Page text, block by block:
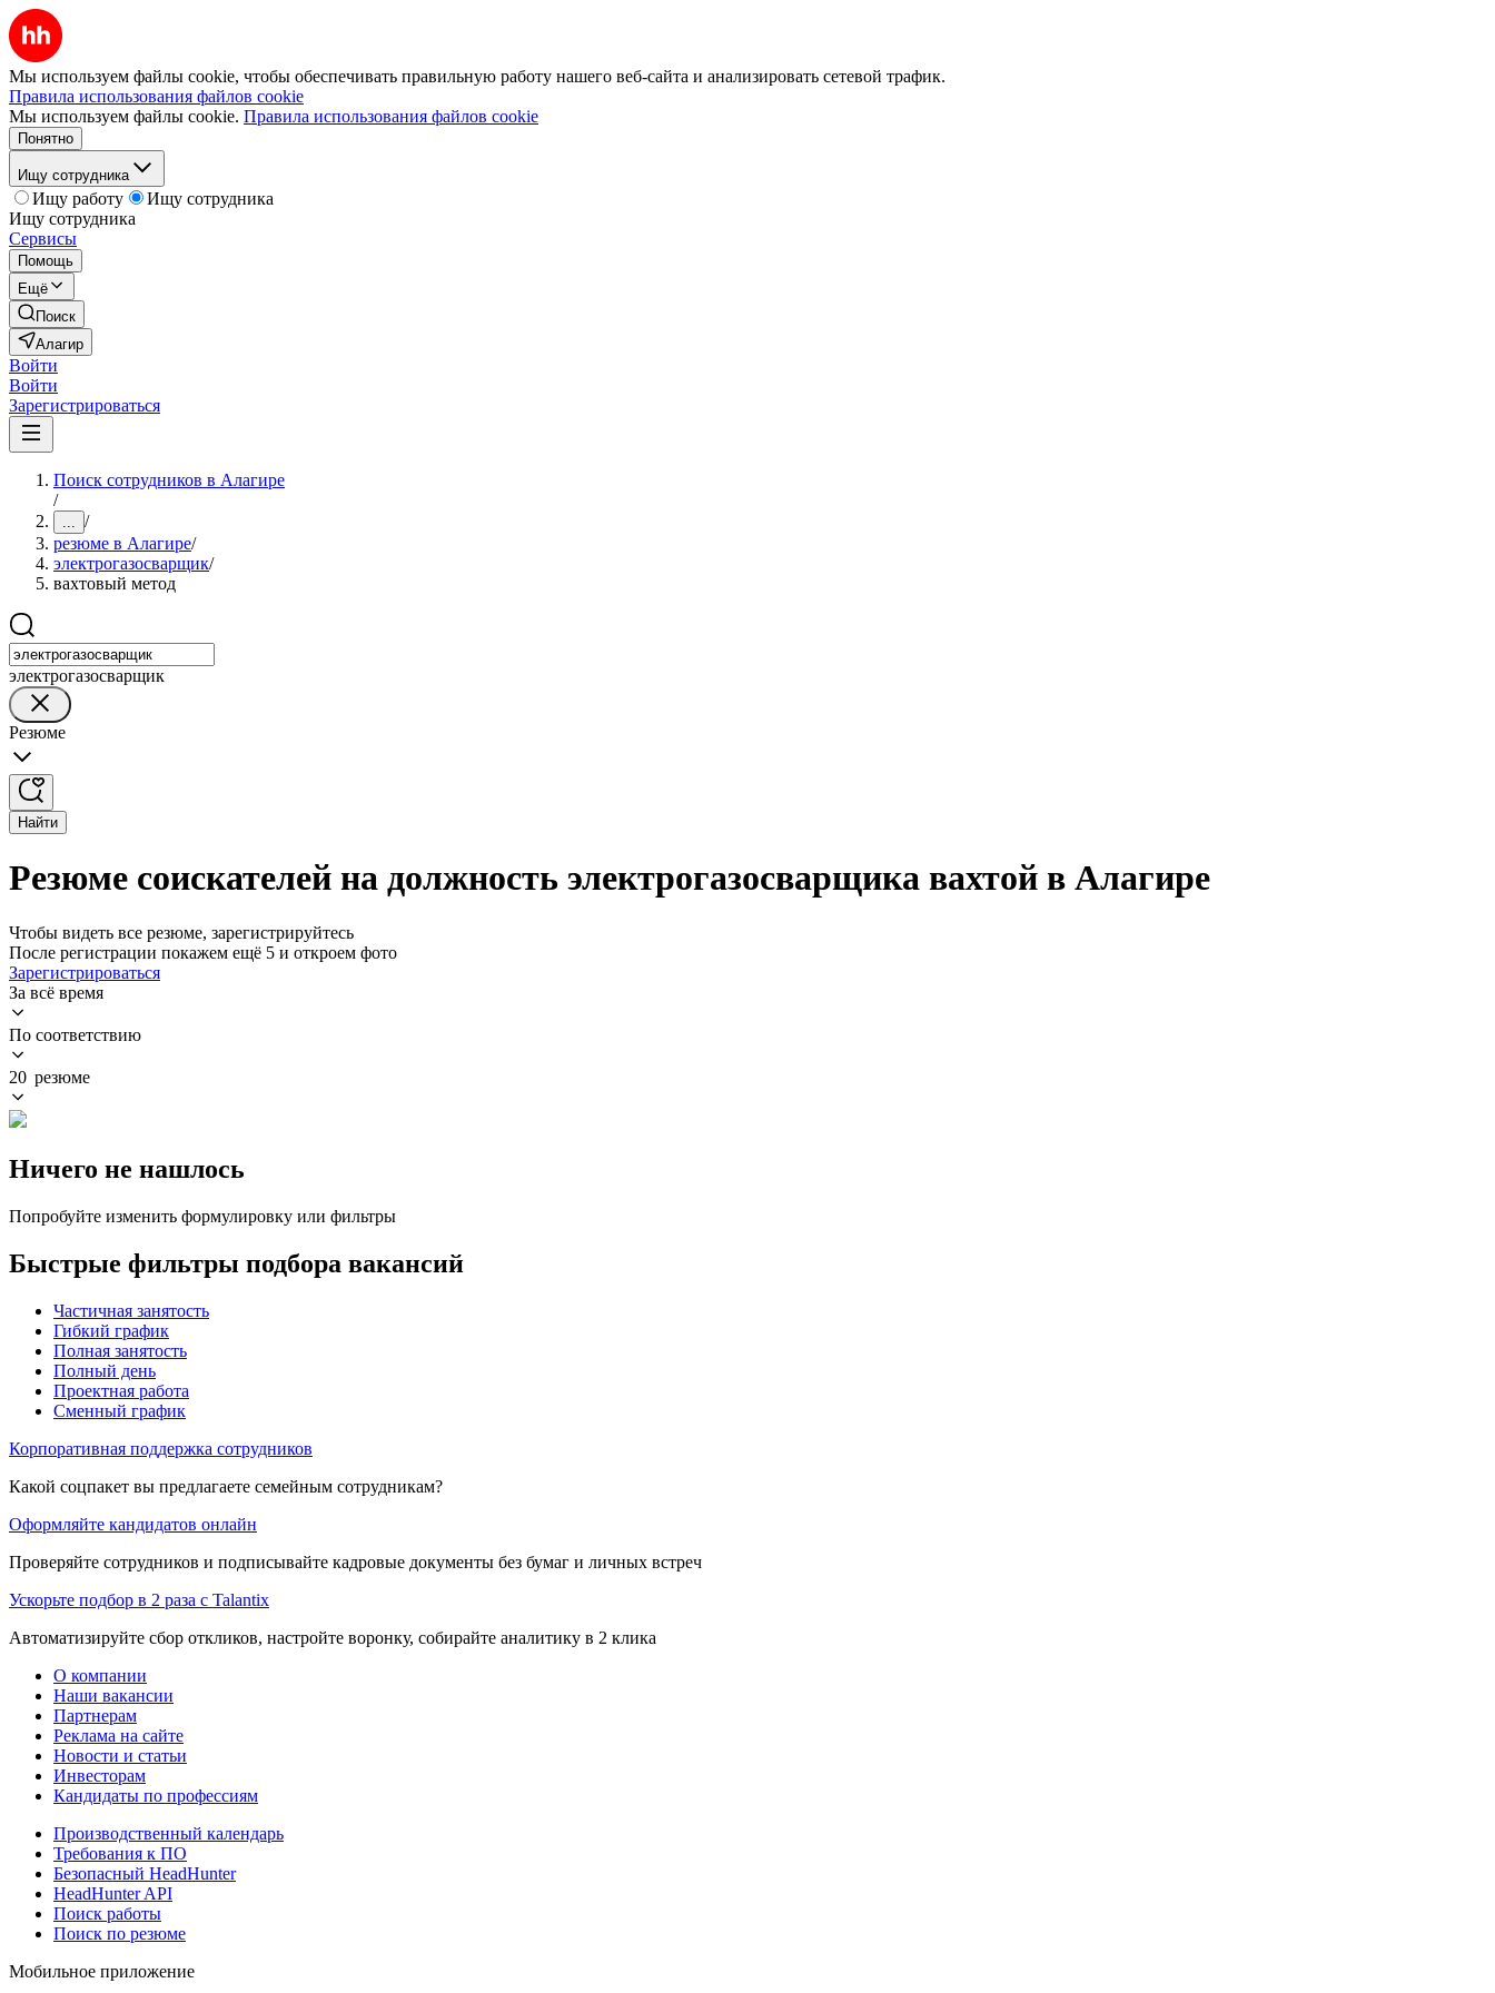
Мы используем файлы cookie, чтобы обеспечивать правильную работу нашего веб-сайта и анализировать сетевой трафик.
Правила использования файлов cookie
Мы используем файлы cookie. Правила использования файлов cookie
Понятно
Ищу сотрудника
Ищу работу
Ищу сотрудника
Ищу сотрудника
Сервисы
Помощь
Ещё
Поиск
Алагир
Войти
Войти
Зарегистрироваться
Поиск сотрудников в Алагире
/
... /
резюме в Алагире/
электрогазосварщик/
вахтовый метод
электрогазосварщик
Резюме
Найти
Резюме соискателей на должность электрогазосварщика вахтой в Алагире
Чтобы видеть все резюме, зарегистрируйтесь
После регистрации покажем ещё 5 и откроем фото
Зарегистрироваться
За всё время
По соответствию
20 резюме
Ничего не нашлось
Попробуйте изменить формулировку или фильтры
Быстрые фильтры подбора вакансий
Частичная занятость
Гибкий график
Полная занятость
Полный день
Проектная работа
Сменный график
Корпоративная поддержка сотрудников
Какой соцпакет вы предлагаете семейным сотрудникам?
Оформляйте кандидатов онлайн
Проверяйте сотрудников и подписывайте кадровые документы без бумаг и личных встреч
Ускорьте подбор в 2 раза с Talantix
Автоматизируйте сбор откликов, настройте воронку, собирайте аналитику в 2 клика
О компании
Наши вакансии
Партнерам
Реклама на сайте
Новости и статьи
Инвесторам
Кандидаты по профессиям
Производственный календарь
Требования к ПО
Безопасный HeadHunter
HeadHunter API
Поиск работы
Поиск по резюме
Мобильное приложение